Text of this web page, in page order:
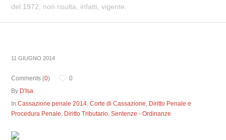
del 1972, non risulta, infatti, vigente.
11 GIUGNO 2014
Comments (0)
0
By D'Isa
InCassazione penale 2014,Corte di Cassazione, Diritto Penale e
Procedura Penale, Diritto Tributario,Sentenze - Ordinanze